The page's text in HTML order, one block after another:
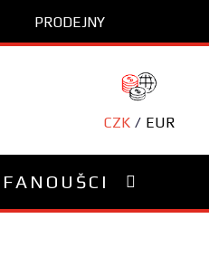
PRODEJNY
CZK EUR
FANOUŠCI